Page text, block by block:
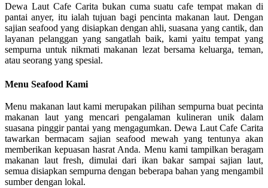
Dewa Laut Cafe Carita bukan cuma suatu cafe tempat makan di
pantai anyer, itu ialah tujuan bagi pencinta makanan laut. Dengan
sajian seafood yang disiapkan dengan ahli, suasana yang cantik, dan
layanan pelanggan yang sangatlah baik, kami yaitu tempat yang
sempurna untuk nikmati makanan lezat bersama keluarga, teman,
atau seorang yang spesial.
Menu Seafood Kami
Menu makanan laut kami merupakan pilihan sempurna buat pecinta
makanan laut yang mencari pengalaman kulineran unik dalam
suasana pinggir pantai yang mengagumkan. Dewa Laut Cafe Carita
tawarkan bermacam sajian seafood mewah yang tentunya akan
memberikan kepuasan hasrat Anda. Menu kami tampilkan beragam
makanan laut fresh, dimulai dari ikan bakar sampai sajian laut,
semua disiapkan sempurna dengan beberapa bahan yang mengambil
sumber dengan lokal.